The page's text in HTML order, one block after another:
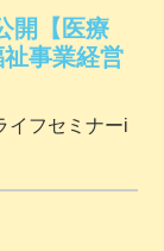
開【医療
事業経営
イフセミナーi